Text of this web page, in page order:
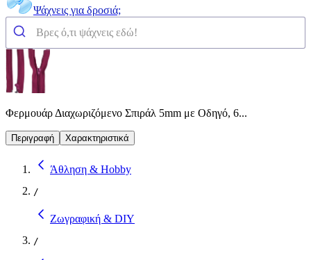
Ψάχνεις για δροσιά;
Φερμουάρ Διαχωριζόμενο Σπιράλ 5mm με Οδηγό, 6...
Περιγραφή Χαρακτηριστικά
Άθληση & Hobby
/
Ζωγραφική & DIY
/